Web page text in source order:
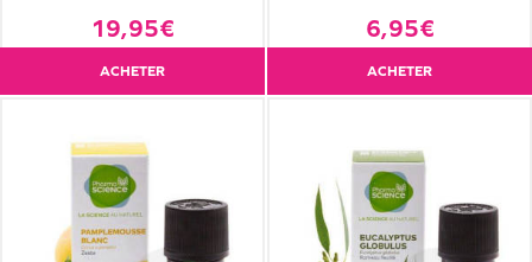
19,95€
ACHETER
6,95€
ACHETER